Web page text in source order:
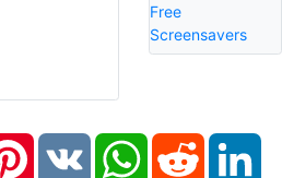
Free
Screensavers
PinterestVK WhatsAppReddit